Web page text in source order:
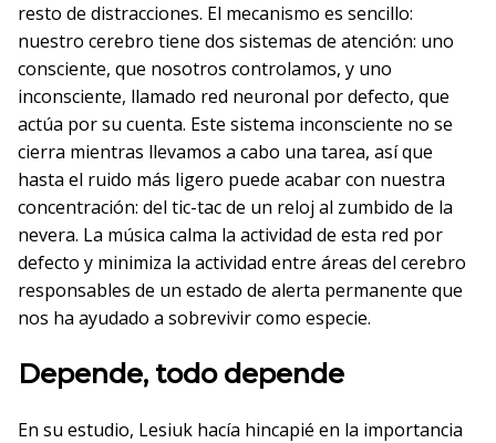
resto de distracciones. El mecanismo es sencillo:
nuestro cerebro tiene dos sistemas de atención: uno
consciente, que nosotros controlamos, y uno
inconsciente, llamado red neuronal por defecto, que
actúa por su cuenta. Este sistema inconsciente no se
cierra mientras llevamos a cabo una tarea, así que
hasta el ruido más ligero puede acabar con nuestra
concentración: del tic-tac de un reloj al zumbido de la
nevera. La música calma la actividad de esta red por
defecto y minimiza la actividad entre áreas del cerebro
responsables de un estado de alerta permanente que
nos ha ayudado a sobrevivir como especie.
Depende, todo depende
En su estudio, Lesiuk hacía hincapié en la importancia